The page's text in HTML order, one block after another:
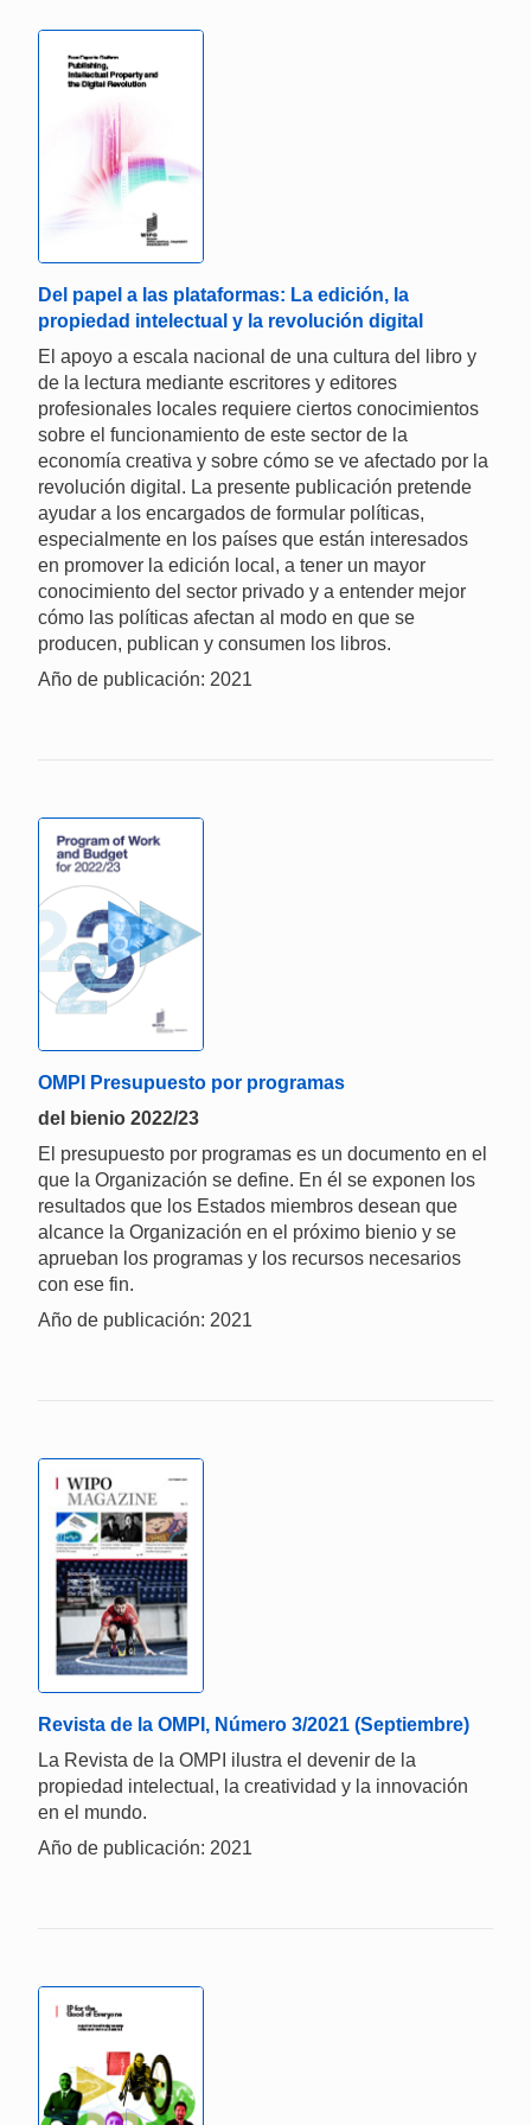
Del papel a las plataformas: La edición, la
propiedad intelectual y la revolución digital
El apoyo a escala nacional de una cultura del libro y
de la lectura mediante escritores y editores
profesionales locales requiere ciertos conocimientos
sobre el funcionamiento de este sector de la
economía creativa y sobre cómo se ve afectado por la
revolución digital. La presente publicación pretende
ayudar a los encargados de formular políticas,
especialmente en los países que están interesados
en promover la edición local, a tener un mayor
conocimiento del sector privado y a entender mejor
cómo las políticas afectan al modo en que se
producen, publican y consumen los libros.
Año de publicación: 2021
OMPI Presupuesto por programas
del bienio 2022/23
El presupuesto por programas es un documento en el
que la Organización se define. En él se exponen los
resultados que los Estados miembros desean que
alcance la Organización en el próximo bienio y se
aprueban los programas y los recursos necesarios
con ese fin.
Año de publicación: 2021
Revista de la OMPI, Número 3/2021 (Septiembre)
La Revista de la OMPI ilustra el devenir de la
propiedad intelectual, la creatividad y la innovación
en el mundo.
Año de publicación: 2021